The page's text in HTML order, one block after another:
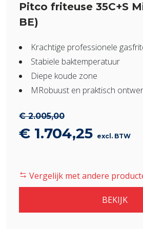
Pitco friteuse 35C+S
BE)
Krachtige professionele
Stabiele baktemperatuur
Diepe koude zone
MRobuust en praktisch
€2.005,00
Oorspronkelijke
was:
€ 1.704,25Huidige
is:
€
excl. BTW
Vergelijk met andere
BEKIJK